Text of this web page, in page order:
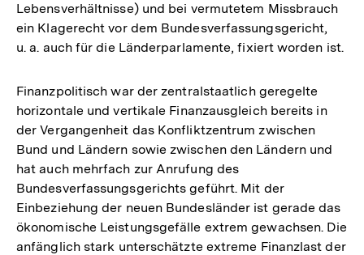
Lebensverhältnisse) und bei vermutetem Missbrauch
ein Klagerecht vor dem Bundesverfassungsgericht,
u. a. auch für die Länderparlamente, fixiert worden ist.
Finanzpolitisch war der zentralstaatlich geregelte
horizontale und vertikale Finanzausgleich bereits in
der Vergangenheit das Konfliktzentrum zwischen
Bund und Ländern sowie zwischen den Ländern und
hat auch mehrfach zur Anrufung des
Bundesverfassungsgerichts geführt. Mit der
Einbeziehung der neuen Bundesländer ist gerade das
ökonomische Leistungsgefälle extrem gewachsen. Die
anfänglich stark unterschätzte extreme Finanzlast der